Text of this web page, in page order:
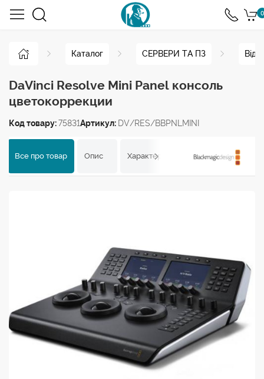
0
Каталог СЕРВЕРИ ТА ПЗ
DaVinci Resolve Mini Panel консоль
цветокоррекции
Код товару:75831Артикул: DV/RES/BBPNLMINI
Все про товар Опис Характеристики Відгуки